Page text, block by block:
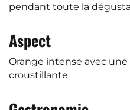
pendant toute la
Aspect
Orange intense avec
croustillante